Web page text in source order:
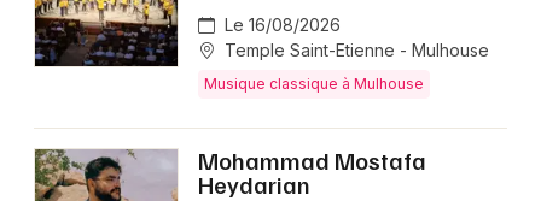
Le 16/08/2026
Temple Saint-Etienne - Mulhouse
Musique classique à Mulhouse
Mohammad Mostafa
Heydarian